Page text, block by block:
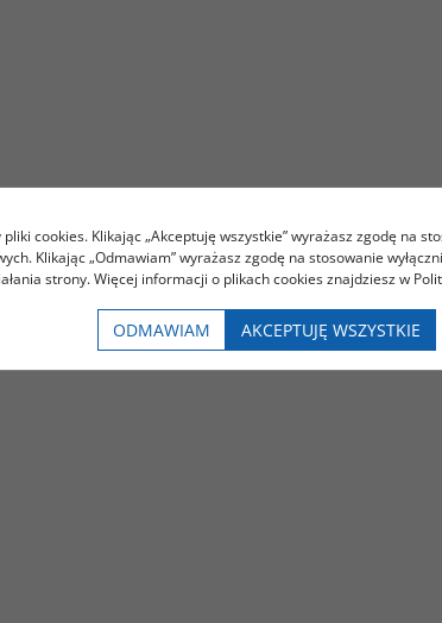
cookies. Klikając „Akceptuję wszystkie” wyrażasz zgodę na
Klikając „Odmawiam” wyrażasz zgodę na stosowanie
strony. Więcej informacji o plikach cookies znajdziesz w
ODMAWIAM AKCEPTUJĘ WSZYSTKIE